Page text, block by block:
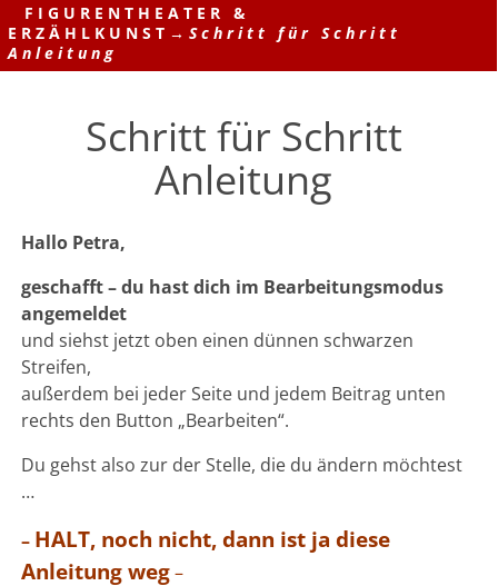
FIGURENTHEATER &
ERZÄHLKUNST →Schritt für Schritt
Anleitung
Schritt für Schritt
Anleitung
Hallo Petra,
geschafft – du hast dich im Bearbeitungsmodus
angemeldet
und siehst jetzt oben einen dünnen schwarzen
Streifen,
außerdem bei jeder Seite und jedem Beitrag unten
rechts den Button „Bearbeiten“.
Du gehst also zur der Stelle, die du ändern möchtest
…
– HALT, noch nicht, dann ist ja diese
Anleitung weg–